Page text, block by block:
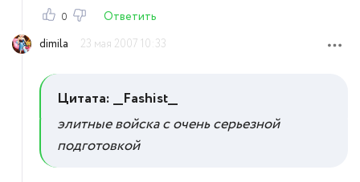
0
Ответить
dimila
23 мая 2007 10:33
Цитата: __Fashist__
элитные войска с очень серьезной
подготовкой